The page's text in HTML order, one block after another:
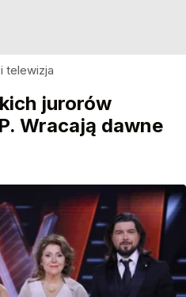
i telewizja
jurorów
Wracają dawne